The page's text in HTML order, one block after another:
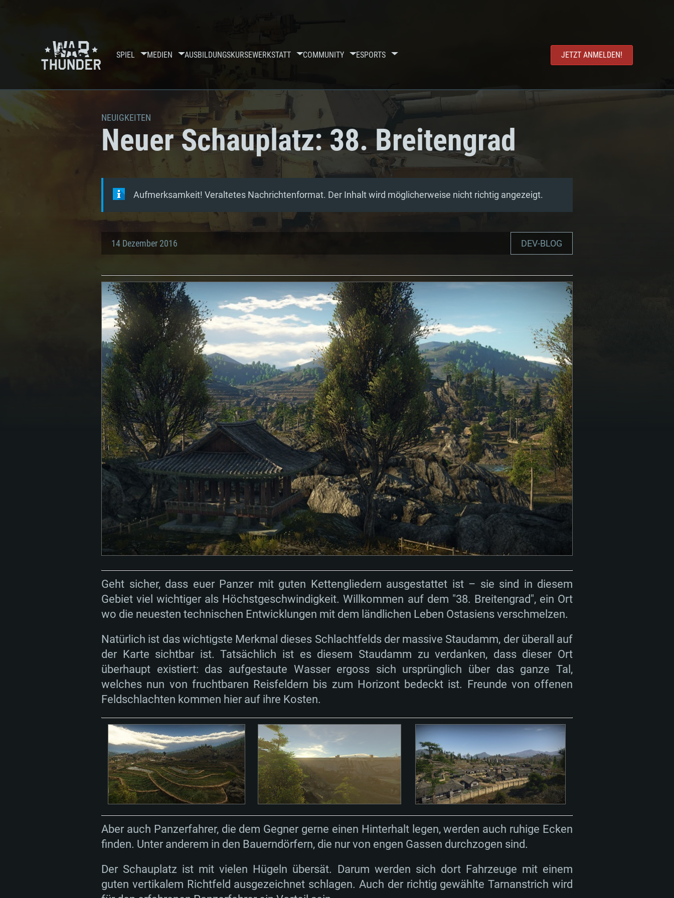
SPIEL MEDIEN AUSBILDUNGSKURSEWERKSTATT COMMUNITY ESPORTS JETZT ANMELDEN!
NEUIGKEITEN
Neuer Schauplatz: 38. Breitengrad
Aufmerksamkeit! Veraltetes Nachrichtenformat. Der Inhalt wird möglicherweise nicht richtig angezeigt.
14 Dezember 2016 DEV-BLOG
Geht sicher, dass euer Panzer mit guten Kettengliedern ausgestattet ist – sie sind in diesem
Gebiet viel wichtiger als Höchstgeschwindigkeit. Willkommen auf dem "38. Breitengrad", ein Ort
wo die neuesten technischen Entwicklungen mit dem ländlichen Leben Ostasiens verschmelzen.
Natürlich ist das wichtigste Merkmal dieses Schlachtfelds der massive Staudamm, der überall auf
der Karte sichtbar ist. Tatsächlich ist es diesem Staudamm zu verdanken, dass dieser Ort
überhaupt existiert: das aufgestaute Wasser ergoss sich ursprünglich über das ganze Tal,
welches nun von fruchtbaren Reisfeldern bis zum Horizont bedeckt ist. Freunde von offenen
Feldschlachten kommen hier auf ihre Kosten.
Aber auch Panzerfahrer, die dem Gegner gerne einen Hinterhalt legen, werden auch ruhige Ecken
finden. Unter anderem in den Bauerndörfern, die nur von engen Gassen durchzogen sind.
Der Schauplatz ist mit vielen Hügeln übersät. Darum werden sich dort Fahrzeuge mit einem
guten vertikalem Richtfeld ausgezeichnet schlagen. Auch der richtig gewählte Tarnanstrich wird